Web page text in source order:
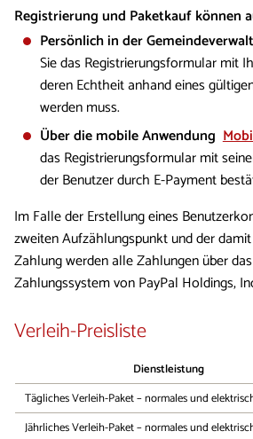
Registrierung und Paketkauf können
Persönlich in der
Sie das Registrierungsformular mit
deren Echtheit anhand eines
werden muss.
Über die mobile Anwendung
das Registrierungsformular mit
der Benutzer durch E-Payment
​Im Falle der Erstellung eines
zweiten Aufzählungspunkt und der
Zahlung werden alle Zahlungen über
Zahlungssystem von PayPal Holdings,
Verleih-Preisliste
Dienstleistung
Tägliches Verleih-Paket – normales und
Jährliches Verleih-Paket – normales und